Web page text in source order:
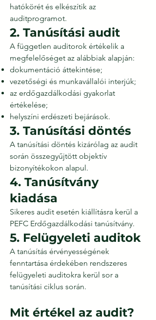
hatókörét és elkészítik az
auditprogramot.
2. Tanúsítási audit
A független auditorok értékelik a
megfelelőséget az alábbiak alapján:
dokumentáció áttekintése;
vezetőségi és munkavállalói interjúk;
az erdőgazdálkodási gyakorlat
értékelése;
helyszíni erdészeti bejárások.
3. Tanúsítási döntés
A tanúsítási döntés kizárólag az audit
során összegyűjtött objektív
bizonyítékokon alapul.
4. Tanúsítvány
kiadása
Sikeres audit esetén kiállításra kerül a
PEFC Erdőgazdálkodási tanúsítvány.
5. Felügyeleti auditok
A tanúsítás érvényességének
fenntartása érdekében rendszeres
felügyeleti auditokra kerül sor a
tanúsítási ciklus során.
Mit értékel az audit?